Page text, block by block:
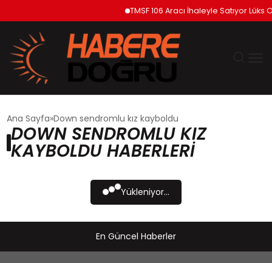
TMSF 106 Aracı İhaleyle Satıyor
EKONOMİ
Ana Sayfa Down sendromlu kız kayboldu
DOWN SENDROMLU KIZ
KAYBOLDU HABERLERI
Yükleniyor...
En Güncel Haberler